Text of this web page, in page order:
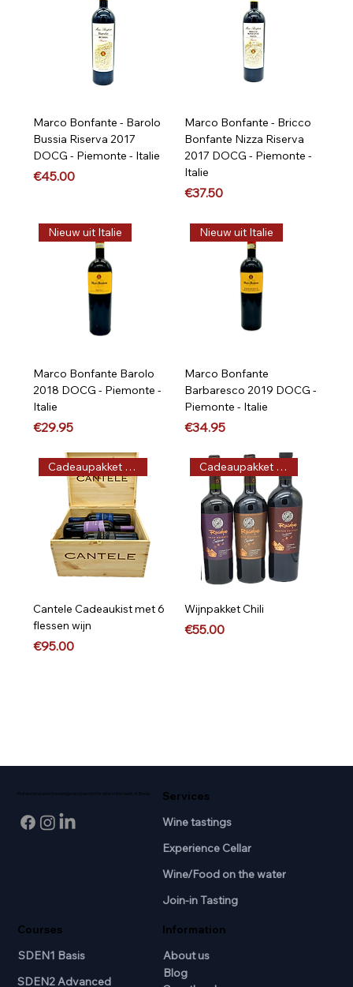
Marco Bonfante - Barolo
Bussia Riserva 2017
DOCG - Piemonte - Italie
Price
€45.00
Marco Bonfante - Bricco
Bonfante Nizza Riserva
2017 DOCG - Piemonte -
Italie
Price
€37.50
Nieuw uit Italie
Marco Bonfante Barolo
2018 DOCG - Piemonte -
Italie
Price
€29.95
Nieuw uit Italie
Marco Bonfante
Barbaresco 2019 DOCG -
Piemonte - Italie
Price
€34.95
Cadeaupakket op maat
Cantele Cadeaukist met 6
flessen wijn
Price
€95.00
Cadeaupakket op maat
Wijnpakket Chili
Price
€55.00
Professional wine knowledge and passion for wine in the heart of Breda.
Courses
SDEN1 Basis
SDEN2 Advanced
Services
Wine tastings
Experience Cellar
Wine/Food on the water
Join-in Tasting
Information
About us
Blog